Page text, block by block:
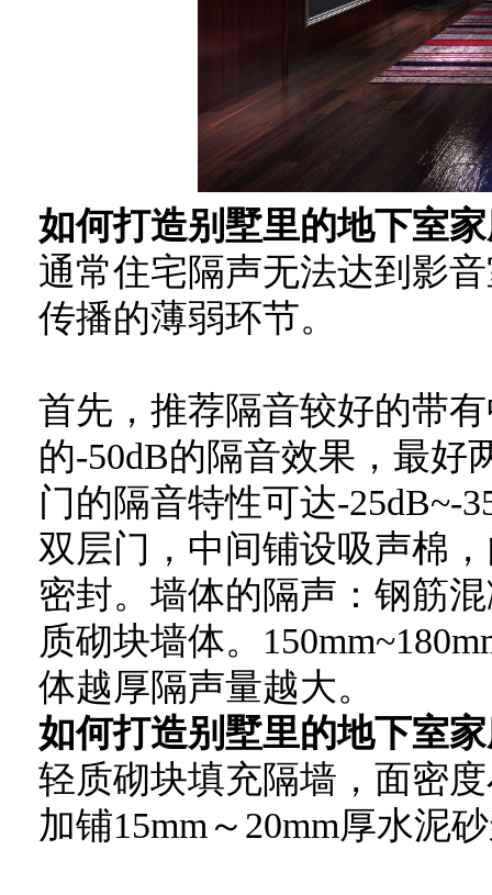
如何打造别墅里的地下室
通常住宅隔声无法达到影
传播的薄弱环节。
首先，推荐隔音较好的带
的-50dB的隔音效果，最好
门的隔音特性可达-25dB~-
双层门，中间铺设吸声棉
密封。墙体的隔声：钢筋
质砌块墙体。
体越厚隔声量越大。
如何打造别墅里的地下室
轻质砌块填充隔墙，面密
加铺15mm～20mm厚水泥